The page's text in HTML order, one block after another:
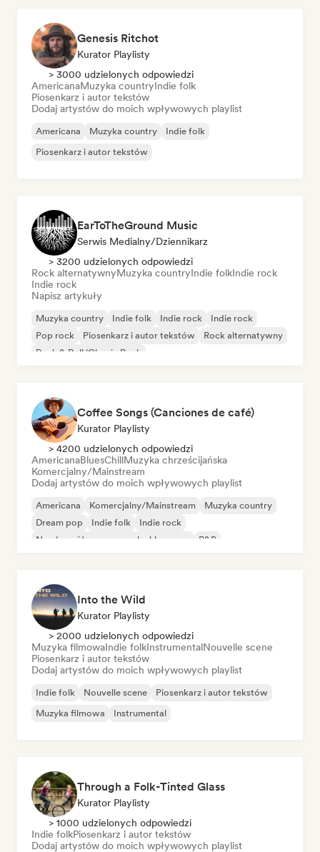
Genesis Ritchot
Kurator Playlisty
> 3000 udzielonych odpowiedzi
AmericanaMuzyka countryIndie folk
Piosenkarz i autor tekstów
Dodaj artystów do moich wpływowych playlist
Americana Muzyka country
Indie folk
Piosenkarz i autor tekstów
EarToTheGround Music
Serwis Medialny/Dziennikarz
> 3200 udzielonych odpowiedzi
Rock alternatywnyMuzyka countryIndie folkIndie rock
Indie rock
Napisz artykuły
Muzyka country Indie folk Indie rock
Indie rock
Pop rock
Piosenkarz i autor tekstów
Rock alternatywny
Rock & Roll/Classic Rock
Coffee Songs (Canciones de café)
Kurator Playlisty
> 4200 udzielonych odpowiedzi
AmericanaBluesChillMuzyka chrześcijańska
Komercjalny/Mainstream
Dodaj artystów do moich wpływowych playlist
Americana Komercjalny/Mainstream
Muzyka country
Dream pop
Indie folk
Indie rock
Neo/współczesna muzyka klasyczna
R&B
Into the Wild
Kurator Playlisty
> 2000 udzielonych odpowiedzi
Muzyka filmowaIndie folkInstrumentalNouvelle scene
Piosenkarz i autor tekstów
Dodaj artystów do moich wpływowych playlist
Indie folk Nouvelle scene
Piosenkarz i autor tekstów
Muzyka filmowa
Instrumental
Through a Folk-Tinted Glass
Kurator Playlisty
> 1000 udzielonych odpowiedzi
Indie folkPiosenkarz i autor tekstów
Dodaj artystów do moich wpływowych playlist